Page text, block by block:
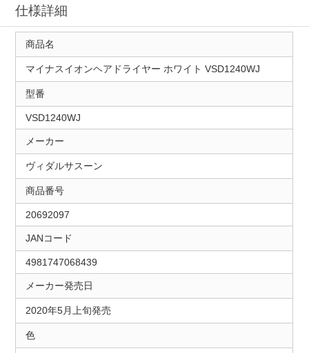
仕様詳細
商品名
マイナスイオンヘアドライヤー ホワイト VSD1240WJ
型番
VSD1240WJ
メーカー
ヴィダルサスーン
商品番号
20692097
JANコード
4981747068439
メーカー発売日
2020年5月上旬発売
色